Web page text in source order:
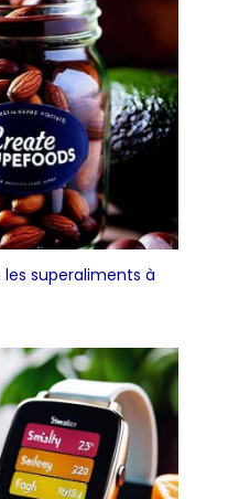
superaliments à